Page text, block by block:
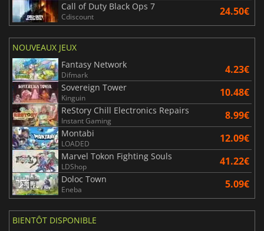
Call of Duty Black Ops 7
Cdiscount 24.50€
NOUVEAUX JEUX
Fantasy Network
Difmark 4.23€
Sovereign Tower
Kinguin 10.48€
ReStory Chill Electronics Repairs
Instant Gaming 8.99€
Montabi
LOADED 12.09€
Marvel Tokon Fighting Souls
LDShop 41.22€
Doloc Town
Eneba 5.09€
BIENTÔT DISPONIBLE